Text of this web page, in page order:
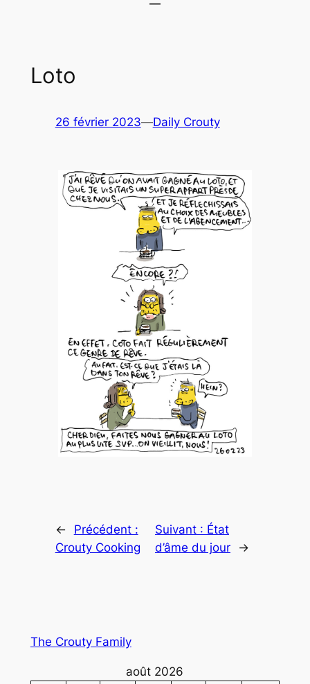
Loto
26 février 2023—Daily Crouty
←
Précédent :
Crouty Cooking
Suivant : État
d’âme du jour
→
The Crouty Family
août 2026